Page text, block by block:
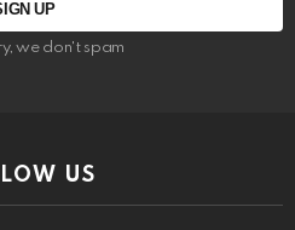
we don't spam
US